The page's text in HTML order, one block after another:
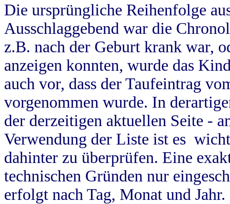
Die ursprüngliche Reihenfolge
Ausschlaggebend war die
z.B. nach der Geburt krank war,
anzeigen konnten, wurde das
auch vor, dass der Taufeintrag
vorgenommen wurde. In
der derzeitigen aktuellen Seite -
Verwendung der Liste ist es
dahinter zu überprüfen. Eine
technischen Gründen nur
erfolgt nach Tag, Monat und Jahr.